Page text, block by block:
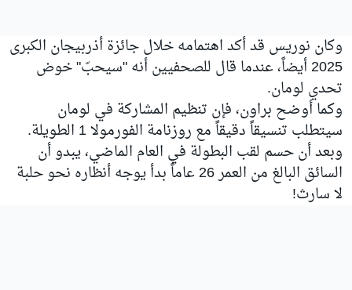
وكان نوريس قد أكد اهتمامه خلال جائزة أذربيجان الكبرى
2025 أيضاً، عندما قال للصحفيين أنه "سيحبّ" خوض
تحدي لومان.
وكما أوضح براون، فإن تنظيم المشاركة في لومان
سيتطلب تنسيقاً دقيقاً مع روزنامة الفورمولا 1 الطويلة.
وبعد أن حسم لقب البطولة في العام الماضي، يبدو أن
السائق البالغ من العمر 26 عاماً بدأ يوجه أنظاره نحو حلبة
لا سارث!